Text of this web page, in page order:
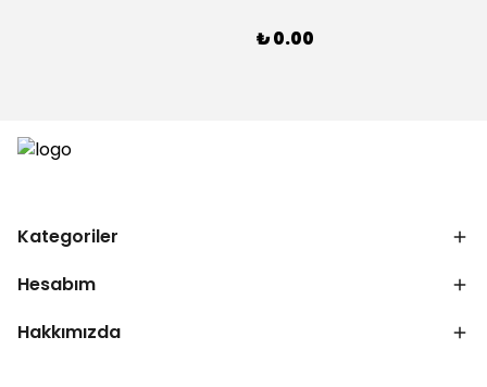
₺ 0.00
Kategoriler
Hesabım
Hakkımızda